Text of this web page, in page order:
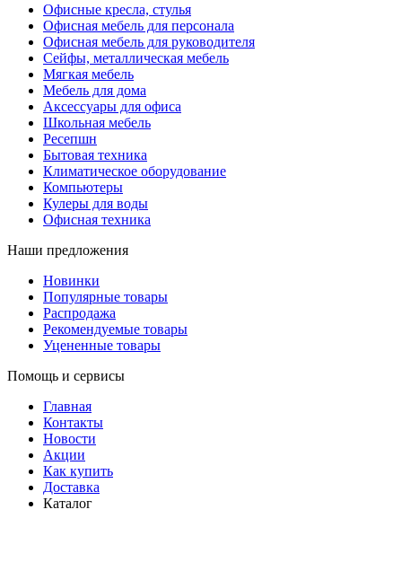
Офисные кресла, стулья
Офисная мебель для персонала
Офисная мебель для руководителя
Сейфы, металлическая мебель
Мягкая мебель
Мебель для дома
Аксессуары для офиса
Школьная мебель
Ресепшн
Бытовая техника
Климатическое оборудование
Компьютеры
Кулеры для воды
Офисная техника
Наши предложения
Новинки
Популярные товары
Распродажа
Рекомендуемые товары
Уцененные товары
Помощь и сервисы
Главная
Контакты
Новости
Акции
Как купить
Доставка
Каталог